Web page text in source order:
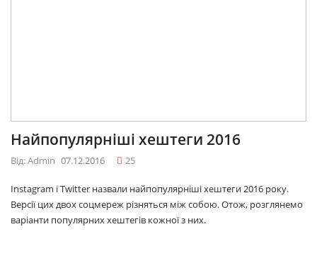
Найпопулярніші хештеги 2016
Від: Admin 07.12.2016 25
Instagram і Twitter назвали найпопулярніші хештеги 2016 року.
Версії цих двох соцмереж різняться між собою. Отож, розглянемо
варіанти популярних хештегів кожної з них.